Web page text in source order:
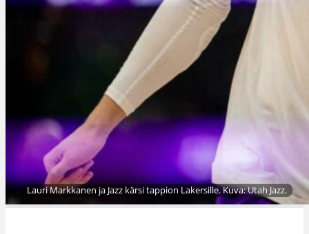
Lauri Markkanen ja Jazz kärsi tappion Lakersille. Kuva: Utah Jazz.